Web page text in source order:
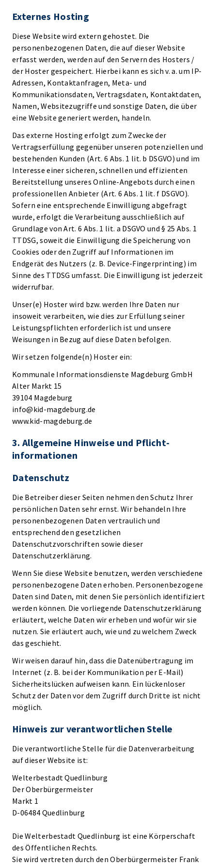
Externes Hosting
Diese Website wird extern gehostet. Die
personenbezogenen Daten, die auf dieser Website
erfasst werden, werden auf den Servern des Hosters /
der Hoster gespeichert. Hierbei kann es sich v. a. um IP-
Adressen, Kontaktanfragen, Meta- und
Kommunikationsdaten, Vertragsdaten, Kontaktdaten,
Namen, Websitezugriffe und sonstige Daten, die über
eine Website generiert werden, handeln.
Das externe Hosting erfolgt zum Zwecke der
Vertragserfüllung gegenüber unseren potenziellen und
bestehenden Kunden (Art. 6 Abs. 1 lit. b DSGVO) und im
Interesse einer sicheren, schnellen und effizienten
Bereitstellung unseres Online-Angebots durch einen
professionellen Anbieter (Art. 6 Abs. 1 lit. f DSGVO).
Sofern eine entsprechende Einwilligung abgefragt
wurde, erfolgt die Verarbeitung ausschließlich auf
Grundlage von Art. 6 Abs. 1 lit. a DSGVO und § 25 Abs. 1
TTDSG, soweit die Einwilligung die Speicherung von
Cookies oder den Zugriff auf Informationen im
Endgerät des Nutzers (z. B. Device-Fingerprinting) im
Sinne des TTDSG umfasst. Die Einwilligung ist jederzeit
widerrufbar.
Unser(e) Hoster wird bzw. werden Ihre Daten nur
insoweit verarbeiten, wie dies zur Erfüllung seiner
Leistungspflichten erforderlich ist und unsere
Weisungen in Bezug auf diese Daten befolgen.
Wir setzen folgende(n) Hoster ein:
Kommunale Informationsdienste Magdeburg GmbH
Alter Markt 15
39104 Magdeburg
info@kid-magdeburg.de
www.kid-magdeburg.de
3. Allgemeine Hinweise und Pflicht­
informationen
Datenschutz
Die Betreiber dieser Seiten nehmen den Schutz Ihrer
persönlichen Daten sehr ernst. Wir behandeln Ihre
personenbezogenen Daten vertraulich und
entsprechend den gesetzlichen
Datenschutzvorschriften sowie dieser
Datenschutzerklärung.
Wenn Sie diese Website benutzen, werden verschiedene
personenbezogene Daten erhoben. Personenbezogene
Daten sind Daten, mit denen Sie persönlich identifiziert
werden können. Die vorliegende Datenschutzerklärung
erläutert, welche Daten wir erheben und wofür wir sie
nutzen. Sie erläutert auch, wie und zu welchem Zweck
das geschieht.
Wir weisen darauf hin, dass die Datenübertragung im
Internet (z. B. bei der Kommunikation per E-Mail)
Sicherheitslücken aufweisen kann. Ein lückenloser
Schutz der Daten vor dem Zugriff durch Dritte ist nicht
möglich.
Hinweis zur verantwortlichen Stelle
Die verantwortliche Stelle für die Datenverarbeitung
auf dieser Website ist:
Welterbestadt Quedlinburg
Der Oberbürgermeister
Markt 1
D-06484 Quedlinburg
Die Welterbestadt Quedlinburg ist eine Körperschaft
des Öffentlichen Rechts.
Sie wird vertreten durch den Oberbürgermeister Frank